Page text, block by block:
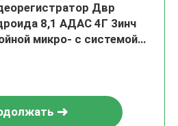
Двр
8,1 АДАС 4Г 3инч
микро- с системой